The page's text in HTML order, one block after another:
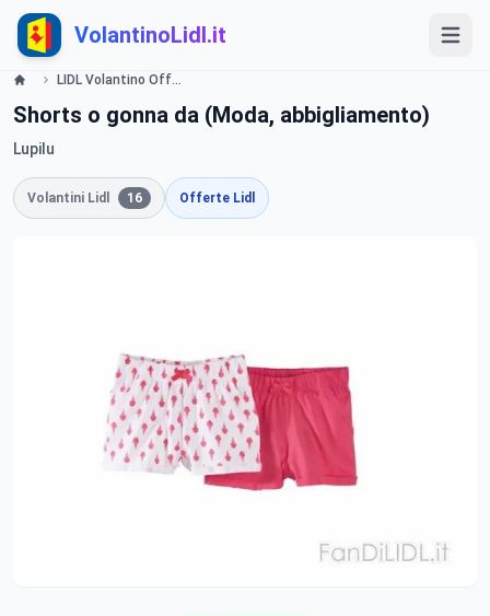
VolantinoLidl.it
LIDL Volantino Offerte e Promozioni - Bambini - Offerte valide dal 27 giugno 2016 Lidl
Shorts o gonna da (Moda, abbigliamento)
Lupilu
Volantini Lidl 16 Offerte Lidl